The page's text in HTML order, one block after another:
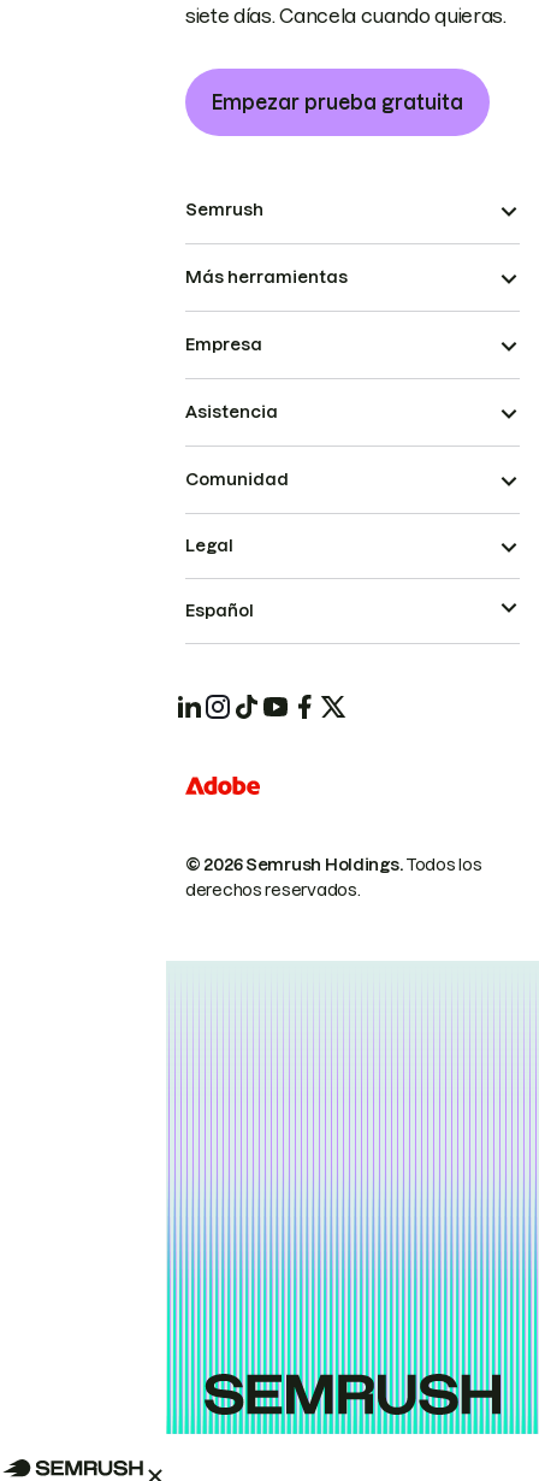
siete días. Cancela cuando quieras.
Empezar prueba gratuita
Semrush
Más herramientas
Empresa
Asistencia
Comunidad
© 2026 Semrush Holdings.Todos los
derechos reservados.
Legal
Español